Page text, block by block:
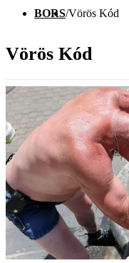
BORS/Vörös Kód
Vörös Kód